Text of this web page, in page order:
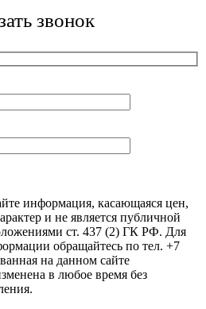
звонок
информация, касающаяся цен,
и не является публичной
ст. 437 (2) ГК РФ. Для
обращайтесь по тел. +7
на данном сайте
в любое время без